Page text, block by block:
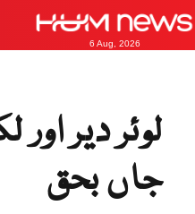
6 Aug, 2026
جاں بحق